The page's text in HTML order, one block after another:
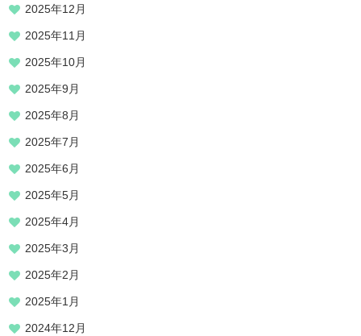
2025年12月
2025年11月
2025年10月
2025年9月
2025年8月
2025年7月
2025年6月
2025年5月
2025年4月
2025年3月
2025年2月
2025年1月
2024年12月